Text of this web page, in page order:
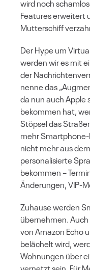
wird noch
Features erweitert
Mutterschiff
Der Hype um
werden wir es mit
der
nenne das
da nun auch Apple
bekommen hat,
Stöpsel das
mehr
nicht mehr aus
personalisierte
bekommen –
Änderungen, VIP-
Zuhause werden
übernehmen.
von Amazon Echo
belächelt wird,
Wohnungen über